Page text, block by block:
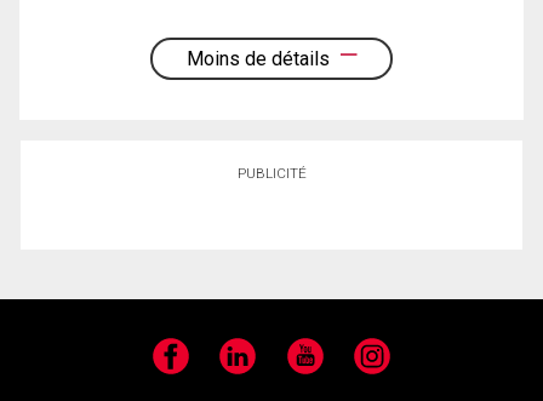
Moins de détails
PUBLICITÉ
Facebook LinkedIn YouTube Instagram